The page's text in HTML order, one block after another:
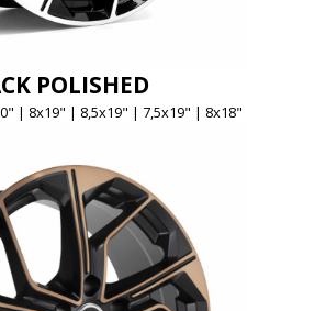
POLISHED
| 8x19" | 8,5x19" | 7,5x19" | 8x18"